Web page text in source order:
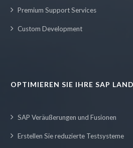
Premium Support Services
Custom Development
OPTIMIEREN SIE IHRE SAP
SAP Veräußerungen und Fusionen
Erstellen Sie reduzierte Testsysteme